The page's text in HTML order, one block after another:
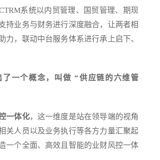
系统以内贸管理、国贸管理、期现
持业务与财务进行深度融合，让两者相
力，联动中台服务体系进行承上启下、
了一个概念，叫做 “供应链的六维管
一体化，这一维度是站在领导端的视角
关人员以及业务执行等各方力量汇聚起
一个全面、高效且智能的业财风控一体